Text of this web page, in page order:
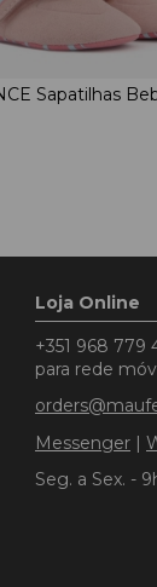
Sapatilhas
Loja Online
+351 968 779
para rede
Messenger |
Seg. a Sex. -